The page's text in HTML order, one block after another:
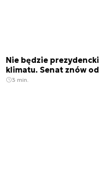
Nie będzie
klimatu. Senat znów
3 min.